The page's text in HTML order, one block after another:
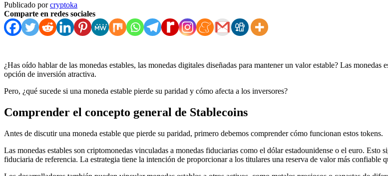
Publicado porcryptoka
Comparte en redes sociales
¿Has oído hablar de las monedas estables, las monedas digitales diseñadas para mantener un valor estable? Las
opción de inversión atractiva.
Pero, ¿qué sucede si una moneda estable pierde su paridad y cómo afecta a los inversores?
Comprender el concepto general de Stablecoins
Antes de discutir una moneda estable que pierde su paridad, primero debemos comprender cómo funcionan estos tokens.
Las monedas estables son criptomonedas vinculadas a monedas fiduciarias como el dólar estadounidense o el euro.
fiduciaria de referencia. La estrategia tiene la intención de proporcionar a los titulares una reserva de valor más confiable